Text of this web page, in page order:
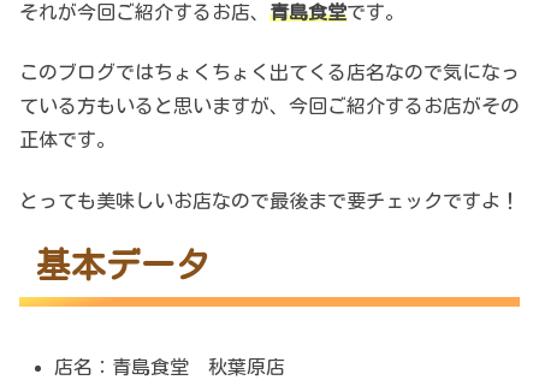
それが今回ご紹介するお店、 青島食堂です。
このブログではちょくちょく出てくる店名なので気になっ
ている方もいると思いますが、今回ご紹介するお店がその
正体です。
とっても美味しいお店なので最後まで要チェックですよ！
基本データ
店名：青島食堂 秋葉原店